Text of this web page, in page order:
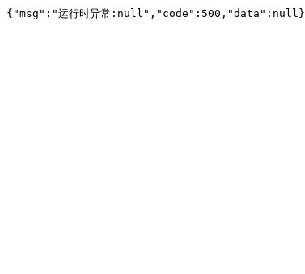
{"msg":"运行时异常:null","code":500,"data":null}